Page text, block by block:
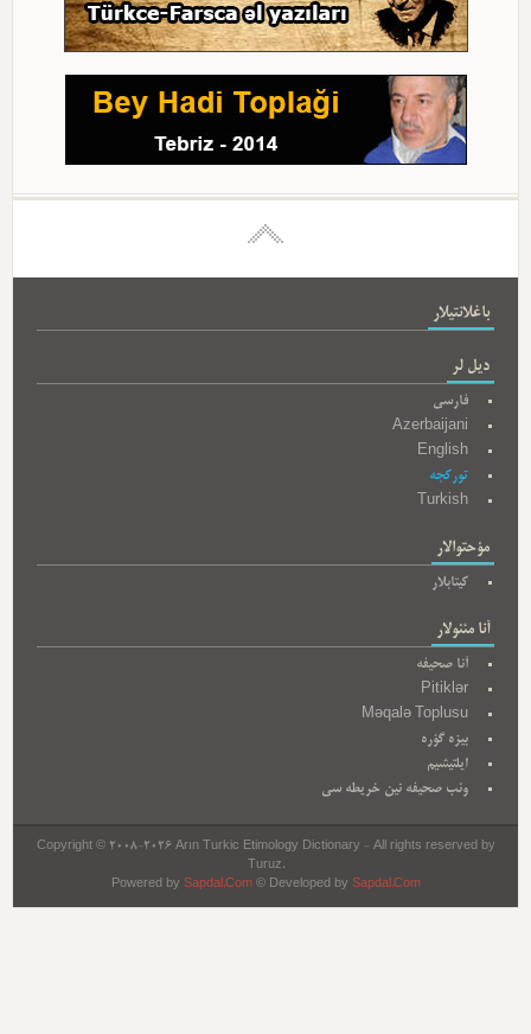
باغلانتیلار
دیل لر
فارسی
Azerbaijani
English
تورکجه
Turkish
مؤحتوالار
کیتابلار
آنا مئنولار
آنا صحیفه
Pitiklər
Məqalə Toplusu
بیزه گؤره
ایلتیشیم
وئب صحیفه نین خریطه سی
Copyright © 2008-2026 Arın Turkic Etimology Dictionary - All rights reserved by
Turuz.
Powered by Sapdal.Com© Developed by Sapdal.Com